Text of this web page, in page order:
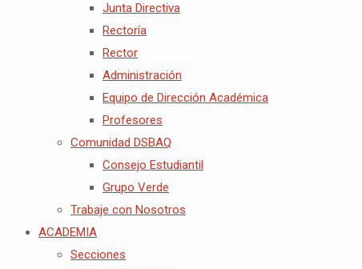
Junta Directiva
Rectoría
Rector
Administración
Equipo de Dirección Académica
Profesores
Comunidad DSBAQ
Consejo Estudiantil
Grupo Verde
Trabaje con Nosotros
ACADEMIA
Secciones